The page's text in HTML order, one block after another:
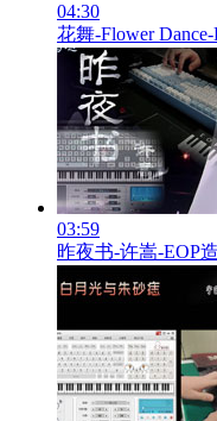
04:30
花舞-Flower
03:59
昨夜书-许嵩-EOP